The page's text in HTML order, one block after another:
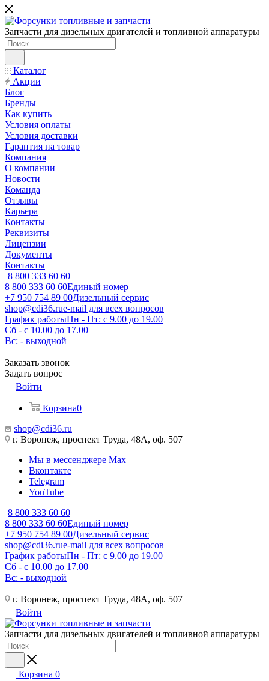
Запчасти для дизельных двигателей и топливной аппаратуры
Каталог
Акции
Блог
Бренды
Как купить
Условия оплаты
Условия доставки
Гарантия на товар
Компания
О компании
Новости
Команда
Отзывы
Карьера
Контакты
Реквизиты
Лицензии
Документы
Контакты
8 800 333 60 60
8 800 333 60 60Единый номер
+7 950 754 89 00Дизельный сервис
shop@cdi36.rue-mail для всех вопросов
График работыПн - Пт: с 9.00 до 19.00
Сб - с 10.00 до 17.00
Вс: - выходной
Заказать звонок
Задать вопрос
Войти
Корзина0
shop@cdi36.ru
г. Воронеж, проспект Труда, 48А, оф. 507
Мы в мессенджере Max
Вконтакте
Telegram
YouTube
8 800 333 60 60
8 800 333 60 60Единый номер
+7 950 754 89 00Дизельный сервис
shop@cdi36.rue-mail для всех вопросов
График работыПн - Пт: с 9.00 до 19.00
Сб - с 10.00 до 17.00
Вс: - выходной
г. Воронеж, проспект Труда, 48А, оф. 507
Войти
Запчасти для дизельных двигателей и топливной аппаратуры
Корзина 0